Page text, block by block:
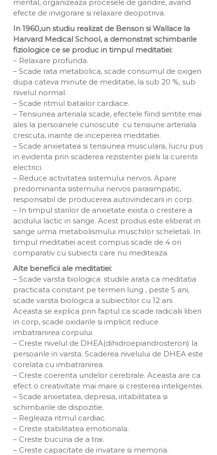
mental, organizeaza procesele de gandire, avand
efecte de invigorare si relaxare deopotriva.
In 1960,un studiu realizat de Benson si Wallace la
Harvard Medical School, a demonstrat schimbarile
fiziologice ce se produc in timpul meditatiei:
– Relaxare profunda.
– Scade rata metabolica, scade consumul de oxigen
dupa cateva minute de meditatie, la sub 20 %, sub
nivelul normal.
– Scade ritmul batailor cardiace.
– Tensiunea arteriala scade, efectele fiind simtite mai
ales la persoanele cunoscute cu tensiune arteriala
crescuta, inainte de inceperea meditatiei.
– Scade anxietatea si tensiunea musculara, lucru pus
in evidenta prin scaderea rezistentei pielii la curentii
electrici.
– Reduce activitatea sistemului nervos. Apare
predominanta sistemului nervos parasimpatic,
responsabil de producerea autovindecarii in corp.
– In timpul starilor de anxietate exista o crestere a
acidului lactic in sange. Acest produs este eliberat in
sange urma metabolismului muschilor scheletali. In
timpul meditatiei acest compus scade de 4 ori
comparativ cu subiectii care nu mediteaza.
Alte beneficii ale meditatiei:
– Scade varsta biologica: studiile arata ca meditatia
practicata constant pe termen lung , peste 5 ani,
scade varsta biologica a subiectilor cu 12 ani.
Aceasta se explica prin faptul ca scade radicalii liberi
in corp, scade oxidarile si implicit reduce
imbatranirea corpului.
– Creste nivelul de DHEA(dihidroepiandrosteron) la
persoanle in varsta. Scaderea nivelului de DHEA este
corelata cu imbatranirea.
– Creste coerenta undelor cerebrale. Aceasta are ca
efect o creativitate mai mare si cresterea inteligentei.
– Scade anxietatea, depresia, iritabilitatea si
schimbarile de dispozitie.
– Regleaza ritmul cardiac.
– Creste stabilitatea emotionala.
– Creste bucuria de a trai.
– Creste capacitate de invatare si memoria.